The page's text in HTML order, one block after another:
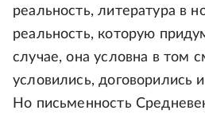
реальность, литература в
реальность, которую
случае, она условна в том
условились, договорились
Но письменность